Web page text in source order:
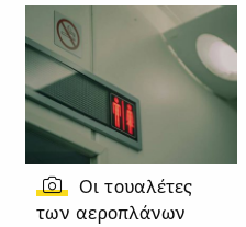
Οι τουαλέτες
των αεροπλάνων